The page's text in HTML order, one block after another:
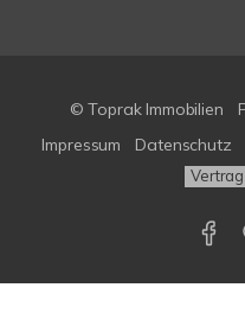
© Toprak Immobilien
Impressum
Datenschutz